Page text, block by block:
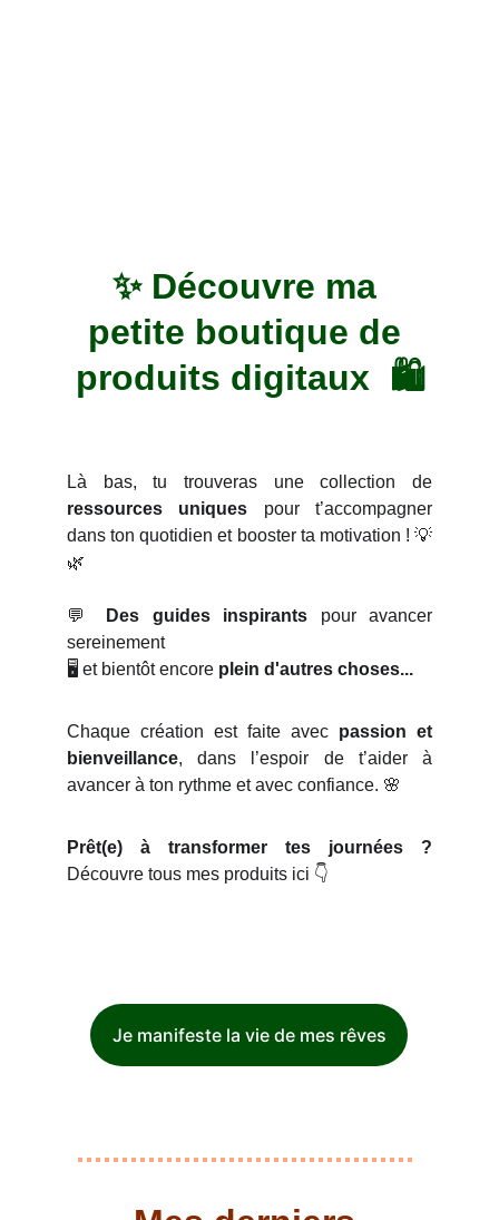
✨ Découvre ma
petite boutique de
produits digitaux 🛍️
Là bas, tu trouveras une collection de
ressources uniques pour t’accompagner
dans ton quotidien et booster ta motivation ! 💡
🌿
💬 Des guides inspirants pour avancer
sereinement
🖥️ et bientôt encore plein d'autres choses...
Chaque création est faite avec passion et
bienveillance, dans l’espoir de t’aider à
avancer à ton rythme et avec confiance. 🌸
Prêt(e) à transformer tes journées ?
Découvre tous mes produits ici 👇
Je manifeste la vie de mes rêves